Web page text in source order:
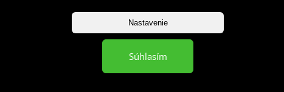
Nastavenie
Súhlasím
Ploché švy z elastických nití, které nedráždí pokožku a pevně drží
materiálu u sebe. Díky technologii flatlock materiál vydrží velké
tréninkové oblečení během tréninku neroztrhne.